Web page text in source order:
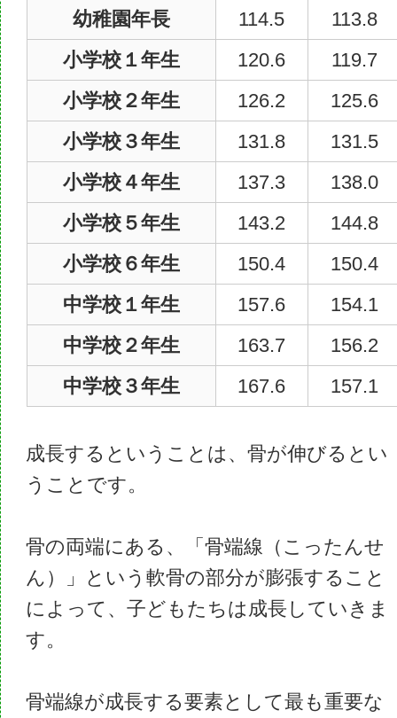
幼稚園年長
114.5
113.8
小学校１年生
120.6
119.7
小学校２年生
126.2
125.6
小学校３年生
131.8
131.5
小学校４年生
137.3
138.0
小学校５年生
143.2
144.8
小学校６年生
150.4
150.4
中学校１年生
157.6
154.1
中学校２年生
163.7
156.2
中学校３年生
167.6 157.1
成長するということは、骨が伸びるとい
うこと です。
骨の両端にある、「骨端線（こったんせ
ん）」という軟骨の部分が膨張すること
によって、子どもたちは成長していきま
す。
骨端線が成長する要素として最も重要な